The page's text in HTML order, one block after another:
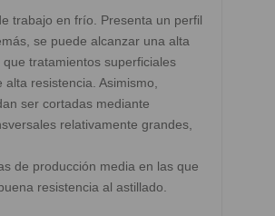
trabajo en frío. Presenta un perfil
se puede alcanzar una alta
tratamientos superficiales
resistencia. Asimismo,
ser cortadas mediante
relativamente grandes,
de producción media en las que
resistencia al astillado.